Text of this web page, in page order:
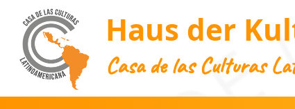
Haus der
Casa de las Culturas